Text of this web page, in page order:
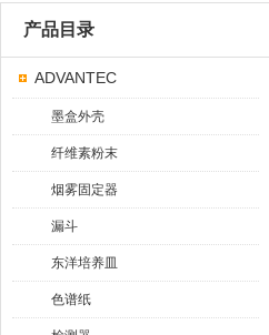
产品目录
ADVANTEC
墨盒外壳
纤维素粉末
烟雾固定器
漏斗
东洋培养皿
色谱纸